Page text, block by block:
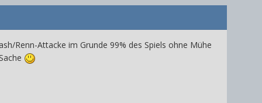
Renn-Attacke im Grunde 99% des Spiels ohne Mühe